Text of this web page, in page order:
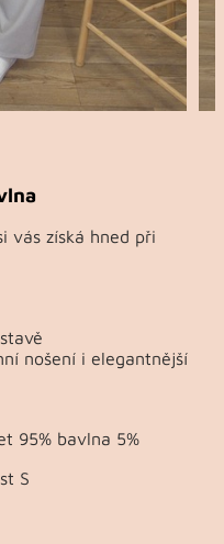
vás získá hned při
nošení i elegantnější
95% bavlna 5%
S